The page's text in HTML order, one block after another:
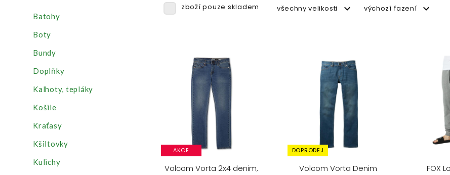
Batohy
Boty
Bundy
Doplňky
Kalhoty, tepláky
Košile
Kraťasy
Kšiltovky
Kulichy
zboží pouze skladem všechny velikosti výchozí řazení
Volcom Vorta 2x4 denim,
AKCE
Volcom Vorta Denim
DOPRODEJ
FOX